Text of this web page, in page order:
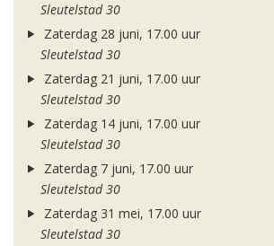
Sleutelstad 30
Zaterdag 28 juni, 17.00 uur
Sleutelstad 30
Zaterdag 21 juni, 17.00 uur
Sleutelstad 30
Zaterdag 14 juni, 17.00 uur
Sleutelstad 30
Zaterdag 7 juni, 17.00 uur
Sleutelstad 30
Zaterdag 31 mei, 17.00 uur
Sleutelstad 30